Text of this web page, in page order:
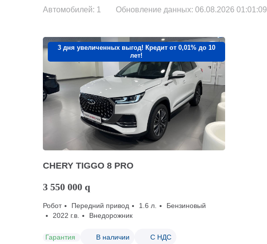
Автомобилей: 1 Обновление данных: 06.08.2026 01:01:09
3 дня увеличенных выгод! Кредит от 0,01% до 10
лет!
CHERY TIGGO 8 PRO
3 550 000 q
Робот Передний привод 1.6 л.
Бензиновый
2022 г.в.
Внедорожник
Гарантия В наличии С НДС